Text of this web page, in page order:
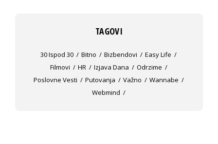
TAGOVI
30 Ispod 30 Bitno Bizbendovi
Easy Life
Filmovi
HR Izjava Dana
Odrzime
Poslovne Vesti
Putovanja Važno
Wannabe
Webmind